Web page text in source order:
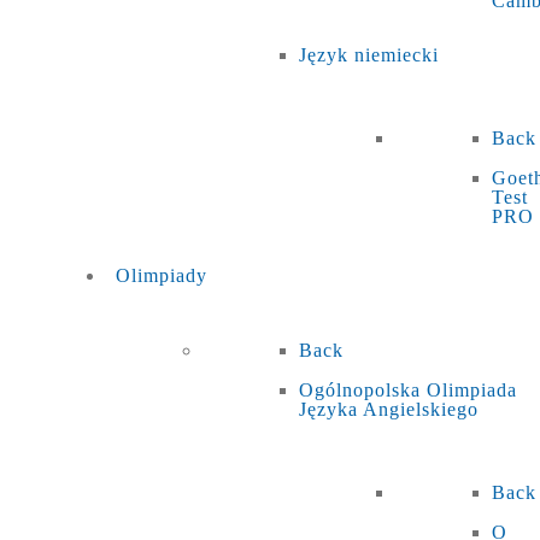
Język niemiecki
Back
Test
PRO
Olimpiady
Back
Ogólnopolska Olimpiada
Języka Angielskiego
Back
O